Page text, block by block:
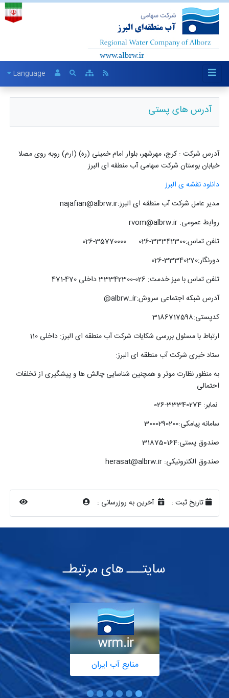
Language
آدرس های پستی
آدرس شرکت : کرج، مهرشهر، بلوار امام خمینی (ره) (ارم) روبه روی مصلا
خیابان بوستان شرکت سهامی آب منطقه ای البرز
دانلود نقشه ی البرز
مدیر عامل شرکت آب منطقه ای البرز:najafian@albrw.ir
روابط عمومی: rvom@albrw.ir
تلفن تماس:33342300-026 35770000-026
دورنگار:33340270-026
تلفن تماس با میز خدمت: 026-33342300 داخلی 470-471
آدرس شبکه اجتماعی سروش:albrw_ir@
کدپستی:3186717598
ارتباط با مسئول بررسی شکایات شرکت آب منطقه ای البرز: داخلی 110
ستاد خبری شرکت آب منطقه ای البرز:
به منظور نظارت موثر و همچنین شناسایی چالش ها و پیشگیری از تخلفات
احتمالی
نمابر: 33340274-026
سامانه پیامکی:3000290200
صندوق پستی:318750164
صندوق الکترونیکی: herasat@albrw.ir
تاریخ ثبت : آخرین به روزرسانی :
سایتـــ های مرتبطـ
منابع آب ایران